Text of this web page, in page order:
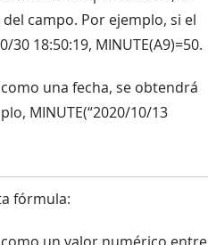
campo. Por ejemplo, si el
18:50:19, MINUTE(A9)=50.
una fecha, se obtendrá
MINUTE(“2020/10/13
fórmula: